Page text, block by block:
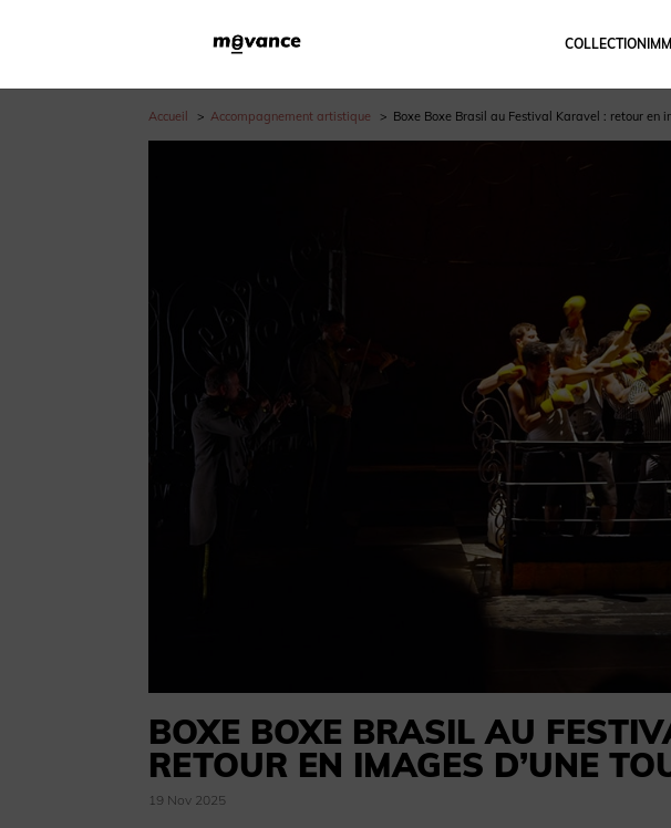
COLLECTION
Accueil Accompagnement artistique Boxe Boxe Brasil au Festival Karavel : retour en
BOXE BOXE BRASIL AU
RETOUR EN IMAGES D’UNE
19 Nov 2025